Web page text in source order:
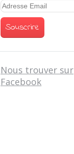
Nous trouver sur
Facebook